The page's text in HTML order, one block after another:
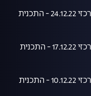
המטה המרכזי 24.12.22 - התכנית
המטה המרכזי 17.12.22 - התכנית
המטה המרכזי 10.12.22 - התכנית